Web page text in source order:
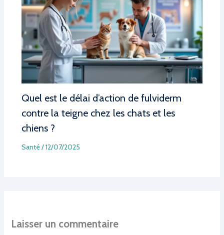
Quel est le délai d’action de fulviderm
contre la teigne chez les chats et les
chiens ?
Santé/12/07/2025
Laisser un commentaire